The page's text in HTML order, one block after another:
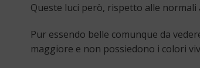
Queste luci però, rispetto alle normali
Pur essendo belle comunque da
maggiore e non possiedono i colori